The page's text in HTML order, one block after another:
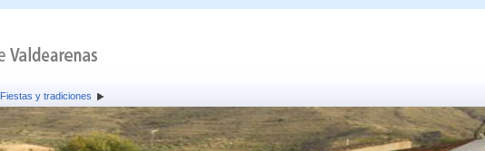
Fiestas y tradiciones